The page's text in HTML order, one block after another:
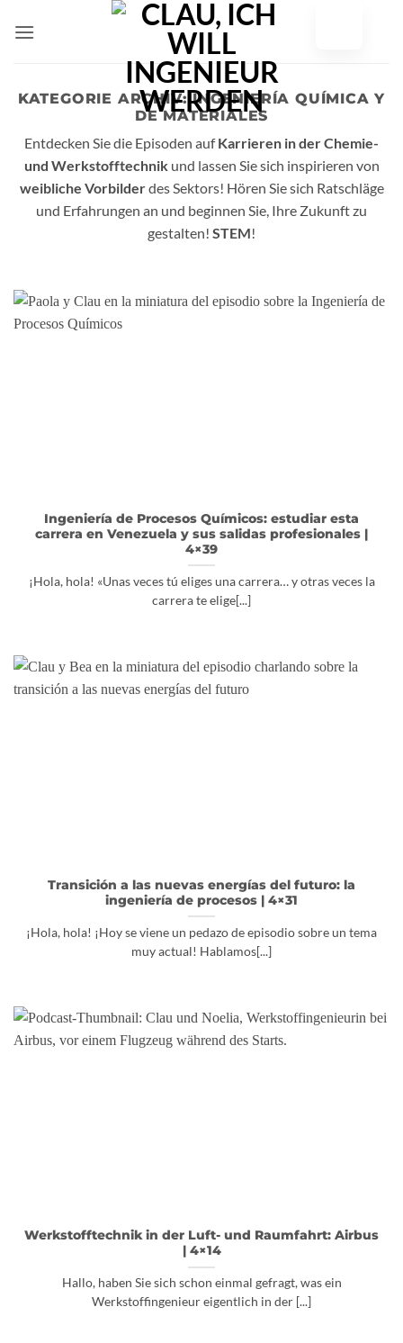
Inhalt
KATEGORIE ARCHIV:INGENIERÍA QUÍMICA Y
DE MATERIALES
Entdecken Sie die Episoden aufKarrieren in der Chemie-
und Werkstofftechnik und lassen Sie sich inspirieren von
weibliche Vorbilderdes Sektors! Hören Sie sich Ratschläge
und Erfahrungen an und beginnen Sie, Ihre Zukunft zu
gestalten! STEM!
Ingeniería de Procesos Químicos: estudiar esta
carrera en Venezuela y sus salidas profesionales |
4×39
¡Hola, hola! «Unas veces tú eliges una carrera… y otras veces la
carrera te elige[...]
Transición a las nuevas energías del futuro: la
ingeniería de procesos | 4×31
¡Hola, hola! ¡Hoy se viene un pedazo de episodio sobre un tema
muy actual! Hablamos[...]
Werkstofftechnik in der Luft- und Raumfahrt: Airbus
| 4×14
Hallo, haben Sie sich schon einmal gefragt, was ein
Werkstoffingenieur eigentlich in der [...]